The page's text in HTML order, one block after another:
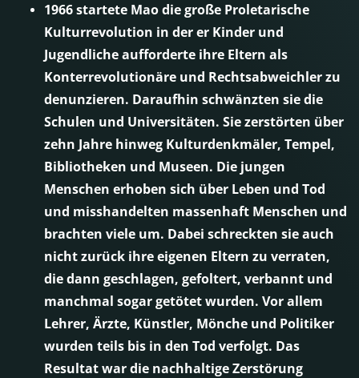
1966 startete Mao die große Proletarische
Kulturrevolution in der er Kinder und
Jugendliche aufforderte ihre Eltern als
Konterrevolutionäre und Rechtsabweichler zu
denunzieren. Daraufhin schwänzten sie die
Schulen und Universitäten. Sie zerstörten über
zehn Jahre hinweg Kulturdenkmäler, Tempel,
Bibliotheken und Museen. Die jungen
Menschen erhoben sich über Leben und Tod
und misshandelten massenhaft Menschen und
brachten viele um. Dabei schreckten sie auch
nicht zurück ihre eigenen Eltern zu verraten,
die dann geschlagen, gefoltert, verbannt und
manchmal sogar getötet wurden. Vor allem
Lehrer, Ärzte, Künstler, Mönche und Politiker
wurden teils bis in den Tod verfolgt. Das
Resultat war die nachhaltige Zerstörung